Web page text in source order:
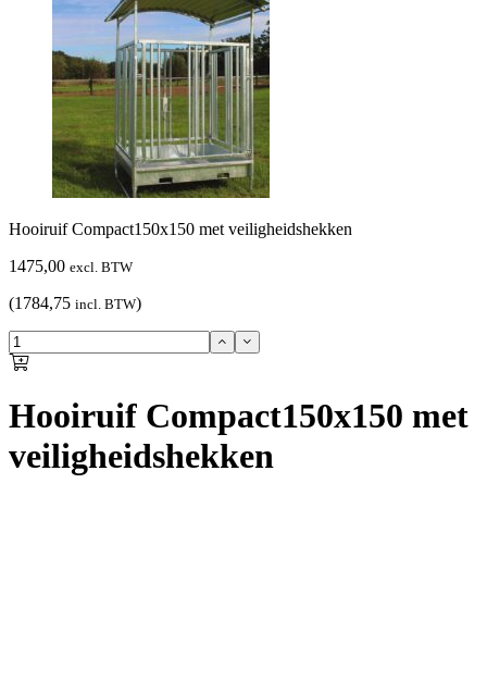
Hooiruif Compact150x150 met veiligheidshekken
1475,00 excl. BTW
(1784,75 incl. BTW)
Hooiruif Compact150x150 met
veiligheidshekken